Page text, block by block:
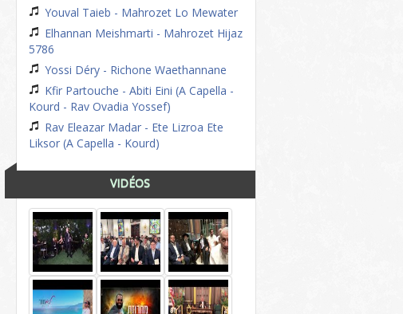
Youval Taieb - Mahrozet Lo Mewater
Elhannan Meishmarti - Mahrozet Hijaz
5786
Yossi Déry - Richone Waethannane
Kfir Partouche - Abiti Eini (A Capella -
Kourd - Rav Ovadia Yossef)
Rav Eleazar Madar - Ete Lizroa Ete
Liksor (A Capella - Kourd)
VIDÉOS